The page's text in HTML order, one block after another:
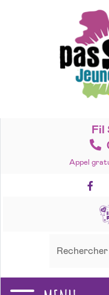
Fil
Appel